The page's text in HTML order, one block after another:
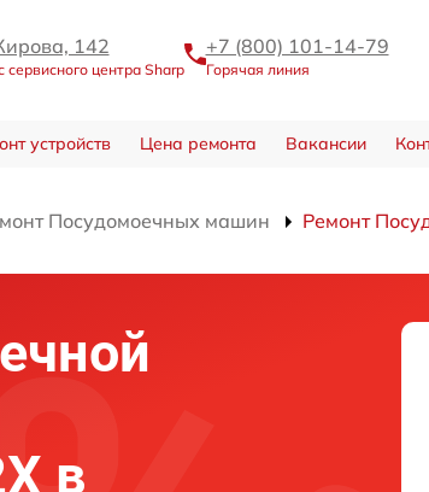
142
сервисного центра Sharp
+7 (800) 101-14-79
Горячая линия
устройств Цена ремонта Вакансии
Посудомоечных машин Ремонт
в